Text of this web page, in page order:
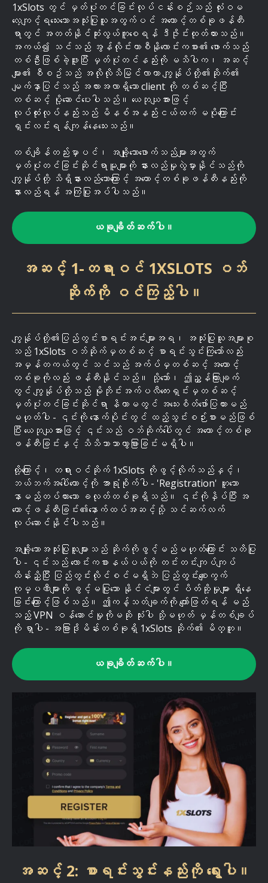
1xSlots တွင် မှတ်ပုံတင်ခြင်းလုပ်ငန်းစဉ်သည် လုံးဝမ
လေ့ကျင့်ရသေးသောအသုံးပြုသူအတွက်ပင် အကောင့်တစ်ခုဖန်တီး
ရာတွင် အတတ်နိုင်ဆုံးလွယ်ကူစေရန် ဒီဇိုင်းထုတ်ထားသည်။
အကယ်၍ သင်သည် အွန်လိုင်းကာစီနိုလောင်းကစား၏ ဖောက်သည်
တစ်ဦးဖြစ်ခဲ့ဖူးပြီး မှတ်ပုံတင်နည်းကို မသိပါက၊ အဆင့်
များ၏ စီစဥ်သည် အလိုလိုသိမြင်လာကာ ကျွန်ုပ်တို့၏ဆိုက်၏
မျက်နှာပြင်သည် အလားအလာရှိသော client ကို တစ်ဆင့်ပြီး
တစ်ဆင့် ပို့ဆောင်ပေးပါသည်။ ယေဘုယျအားဖြင့်
လုပ်ထုံးလုပ်နည်းသည် မိနစ်အနည်းငယ်ထက် မပိုကြောင်း
ရှင်းလင်းရန်ကျန်နေသေးသည်။
တစ်ချိန်တည်းမှာပင်၊ အချို့သောဖောက်သည်များအတွက်
မှတ်ပုံတင်ခြင်းဆိုင်ရာမူများကို နားလည်မှုလွဲမှားနိုင်သည်ကို
ကျွန်ုပ်တို့ သိရှိနားလည်သောကြောင့် အကောင့်တစ်ခုဖန်တီးနည်းကို
နားလည်ရန် အကြံပြုအပ်ပါသည်။
ယခုချိတ်ဆက်ပါ။
အဆင့် 1-တရားဝင် 1XSLOTS ဝဘ်
ဆိုက်ကို ဝင်ကြည့်ပါ။
ကျွန်ုပ်တို့၏ပြည်တွင်းစာရင်းအင်းများအရ၊ အသုံးပြုသူအများစု
သည် 1xSlots ဝဘ်ဆိုက်မှတစ်ဆင့် စာရင်းသွင်းကြသော်လည်း
အမှန်တကယ်တွင် သင်သည် အက်ပ်မှတစ်ဆင့် အကောင့်
တစ်ခုကိုလည်း ဖန်တီးနိုင်သည်။ သို့သော်၊ ဤညွှန်ကြားချက်
တွင် ကျွန်ုပ်တို့သည် မိုဘိုင်းအက်ပလီကေးရှင်းမှတစ်ဆင့်
မှတ်ပုံတင်ခြင်းဆိုင်ရာ နိယာမတွင် အသေးစိတ်ဖော်ပြထားမည်
မဟုတ်ပါ - ၎င်းကို နောက်ပိုင်းတွင် ထည့်သွင်းစဉ်းစားမည်ဖြစ်
ပြီး ယေဘုယျအားဖြင့် ၎င်းသည် ဝဘ်ဆိုက်ပေါ်တွင် အကောင့်တစ်ခု
ဖန်တီးခြင်းနှင့် သိသိသာသာကွာခြားခြင်းမရှိပါ။
ထို့ကြောင့်၊ တရားဝင်ဆိုက် 1xSlots ကိုဖွင့်လိုက်သည်နှင့်၊
ဘယ်ဘက်အပေါ်ထောင့်ကို အာရုံစိုက်ပါ - 'Registration' ဟူသော
နာမည်တပ်ထားသော ခလုတ်တစ်ခုရှိသည်။ ၎င်းကိုနှိပ်ပြီး အ
ကောင့်ဖန်တီးခြင်း၏နောက်ထပ်အဆင့်သို့ သင်ဆက်လက်
လုပ်ဆောင်နိုင်ပါသည်။
အချို့သောအသုံးပြုသူများသည် ဆိုက်ကိုဖွင့်မည်မဟုတ်ကြောင်း သတိပြု
ပါ - ၎င်းသည် လောင်းကစားနယ်ပယ်ကို တင်းတင်းကျပ်ကျပ်
ထိန်းညှိပြီး ပြည်တွင်းလိုင်စင်မရှိဘဲ ပြည်တွင်းစျေးကွက်
ကုမ္ပဏီများကို ခွင့်မပြုသော နိုင်ငံများတွင် ပိတ်ဆို့မှုများ ရှိနေ
ခြင်းကြောင့်ဖြစ်သည်။ ဤကန့်သတ်ချက်ကို ကျော်ဖြတ်ရန် မည်
သည့် VPN ဝန်ဆောင်မှုကိုမဆို သုံးပါ သို့မဟုတ် မှန်တစ်ချပ်
ကို ရှာပါ - အခြားဒိုမိန်းတစ်ခုရှိ 1xSlots ဆိုက်၏ မိတ္တူ။
ယခုချိတ်ဆက်ပါ။
အဆင့် 2: စာရင်းသွင်းနည်းကို ရွေးပါ။